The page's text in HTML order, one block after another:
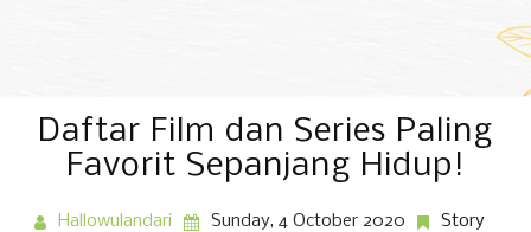
Daftar Film dan Series Paling
Favorit Sepanjang Hidup!
Hallowulandari Sunday, 4 October 2020 Story